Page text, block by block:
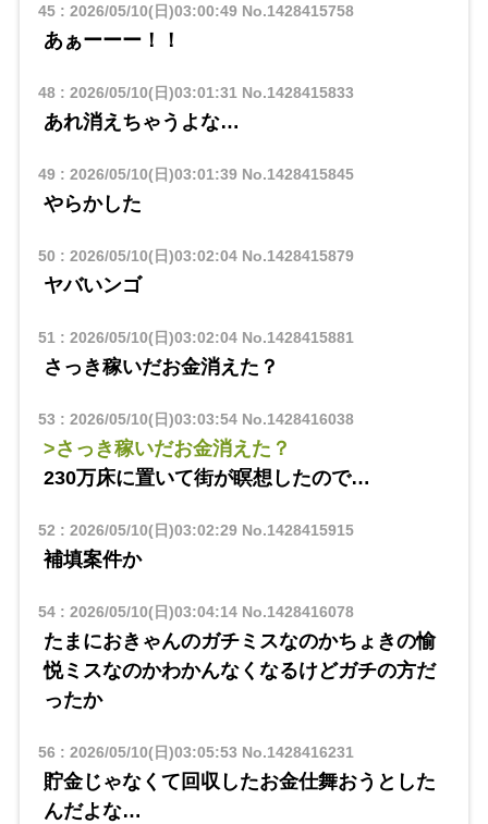
45: 2026/05/10(日)03:00:49No.1428415758
あぁーーー！！
48: 2026/05/10(日)03:01:31No.1428415833
あれ消えちゃうよな…
49: 2026/05/10(日)03:01:39No.1428415845
やらかした
50 : 2026/05/10(日)03:02:04No.1428415879
ヤバいンゴ
51: 2026/05/10(日)03:02:04No.1428415881
さっき稼いだお金消えた？
53 : 2026/05/10(日)03:03:54No.1428416038
>さっき稼いだお金消えた？
230万床に置いて街が瞑想したので…
52 : 2026/05/10(日)03:02:29No.1428415915
補填案件か
54: 2026/05/10(日)03:04:14No.1428416078
たまにおきゃんのガチミスなのかちょきの愉
悦ミスなのかわかんなくなるけどガチの方だ
ったか
56 : 2026/05/10(日)03:05:53 No.1428416231
貯金じゃなくて回収したお金仕舞おうとした
んだよな…